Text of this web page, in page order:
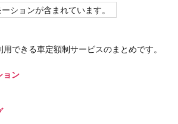
ションが含まれています。
できる車定額制サービスのまとめです。
ョン